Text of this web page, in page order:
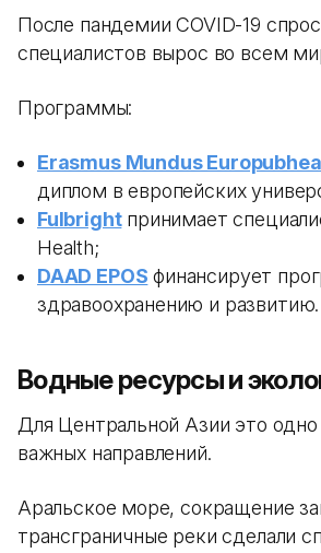
После пандемии COVID-19
специалистов вырос во всем
Программы:
Erasmus Mundus
диплом в европейских
Fulbrightпринимает
Health;
DAAD EPOS финансирует
здравоохранению и развитию.
Водные ресурсы и
Для Центральной Азии это
важных направлений.
Аральское море, сокращение
трансграничные реки сделали